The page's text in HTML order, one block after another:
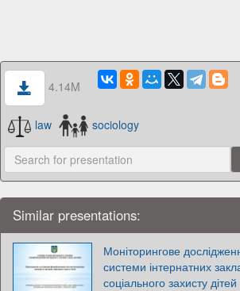
4.14M
law sociology
Similar presentations:
Моніторингове
системи інтернатних
соціального захисту дітей